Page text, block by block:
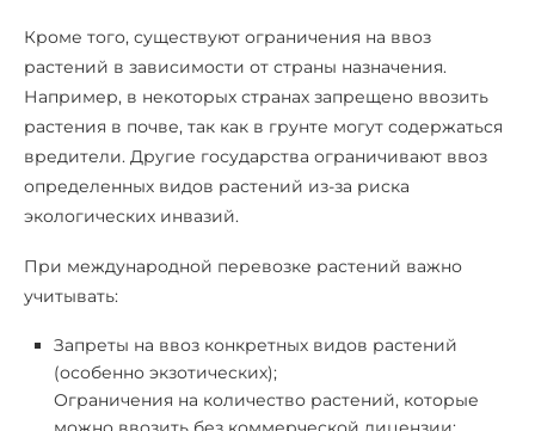
Кроме того, существуют ограничения на ввоз
растений в зависимости от страны назначения.
Например, в некоторых странах запрещено ввозить
растения в почве, так как в грунте могут содержаться
вредители. Другие государства ограничивают ввоз
определенных видов растений из-за риска
экологических инвазий.
При международной перевозке растений важно
учитывать:
Запреты на ввоз конкретных видов растений
(особенно экзотических);
Ограничения на количество растений, которые